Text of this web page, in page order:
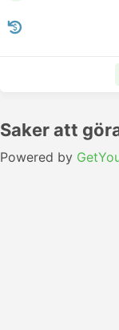
Saker att
Powered by